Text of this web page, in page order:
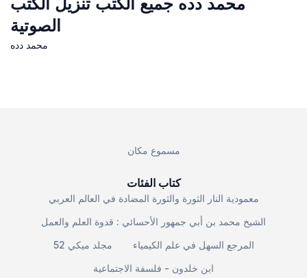
محمد دده جميع الكتب تنزيل الكتب
الصوتية
محمد دده
مسموع مكان
كتاب الفئات
معمودية النار الثورة والثورة المضادة في العالم العربي
الشيخ محمد بن أبي جمهور الأحسائي : قدوة العلم والعمل
مجلد ميكي 52
المرجع السهل في علم الكيمياء
ابن خلدون - فلسفة الاجتماعية